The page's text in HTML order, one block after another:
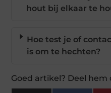
hout bij elkaar te
Hoe test je of
is om te hechten?
Goed artikel? Deel hem